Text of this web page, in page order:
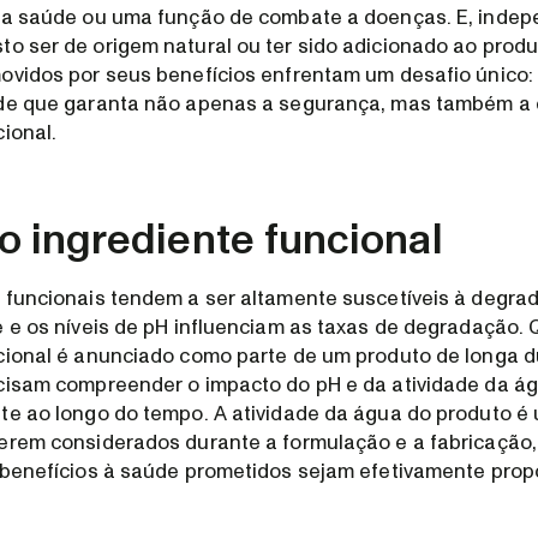
saúde ou uma função de combate a doenças. E,
ser de origem natural ou ter sido adicionado ao
por seus benefícios enfrentam um desafio
que garanta não apenas a segurança, mas também
ingrediente funcional
tendem a ser altamente suscetíveis à
e os níveis de pH influenciam as taxas de degradação.
é anunciado como parte de um produto de longa
compreender o impacto do pH e da atividade da
ao longo do tempo. A atividade da água do produto é
considerados durante a formulação e a
à saúde prometidos sejam efetivamente